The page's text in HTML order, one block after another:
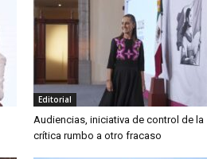
Editorial
Audiencias, iniciativa de control de la
crítica rumbo a otro fracaso